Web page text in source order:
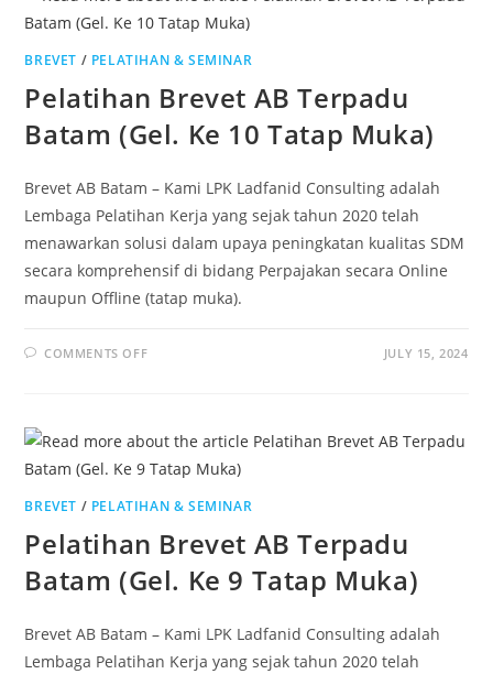
BREVET / PELATIHAN & SEMINAR
Pelatihan Brevet AB Terpadu
Batam (Gel. Ke 10 Tatap Muka)
Brevet AB Batam – Kami LPK Ladfanid Consulting adalah
Lembaga Pelatihan Kerja yang sejak tahun 2020 telah
menawarkan solusi dalam upaya peningkatan kualitas SDM
secara komprehensif di bidang Perpajakan secara Online
maupun Offline (tatap muka).
COMMENTS OFF JULY 15, 2024
BREVET / PELATIHAN & SEMINAR
Pelatihan Brevet AB Terpadu
Batam (Gel. Ke 9 Tatap Muka)
Brevet AB Batam – Kami LPK Ladfanid Consulting adalah
Lembaga Pelatihan Kerja yang sejak tahun 2020 telah